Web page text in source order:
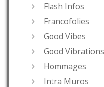
Flash Infos
Francofolies
Good Vibes
Good Vibrations
Hommages
Intra Muros